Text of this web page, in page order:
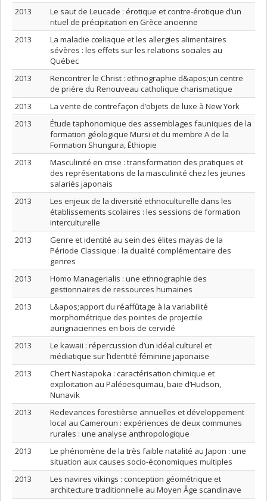
2013
Le saut de Leucade : érotique et contre-érotique d’un
rituel de précipitation en Grèce ancienne
2013
La maladie cœliaque et les allergies alimentaires
sévères : les effets sur les relations sociales au
Québec
2013
Rencontrer le Christ : ethnographie d&apos;un centre
de prière du Renouveau catholique charismatique
2013
La vente de contrefaçon d’objets de luxe à New York
2013
Étude taphonomique des assemblages fauniques de la
formation géologique Mursi et du membre A de la
Formation Shungura, Éthiopie
2013
Masculinité en crise : transformation des pratiques et
des représentations de la masculinité chez les jeunes
salariés japonais
2013
Les enjeux de la diversité ethnoculturelle dans les
établissements scolaires : les sessions de formation
interculturelle
2013
Genre et identité au sein des élites mayas de la
Période Classique : la dualité complémentaire des
genres
2013
Homo Managerialis : une ethnographie des
gestionnaires de ressources humaines
2013
L&apos;apport du réaffûtage à la variabilité
morphométrique des pointes de projectile
aurignaciennes en bois de cervidé
2013
Le kawaii : répercussion d’un idéal culturel et
médiatique sur l’identité féminine japonaise
2013
Chert Nastapoka : caractérisation chimique et
exploitation au Paléoesquimau, baie d’Hudson,
Nunavik
2013
Redevances forestièrse annuelles et développement
local au Cameroun : expériences de deux communes
rurales : une analyse anthropologique
2013
Le phénomène de la très faible natalité au Japon : une
situation aux causes socio-économiques multiples
2013
Les navires vikings : conception géométrique et
architecture traditionnelle au Moyen Âge scandinave